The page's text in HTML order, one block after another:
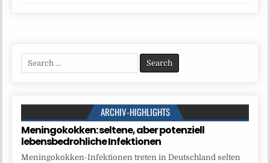
Search
for:
ARCHIV-HIGHLIGHTS
Meningokokken: seltene, aber potenziell
lebensbedrohliche Infektionen
Meningokokken-Infektionen treten in Deutschland selten